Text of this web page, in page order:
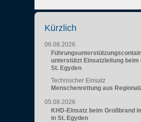
Kürzlich
06.08.2026
unterstützt Einsatzleitung beim
St. Egyden
Technischer Einsatz
Menschenrettung aus
05.08.2026
KHD-Einsatz beim Großbrand
in St. Egyden